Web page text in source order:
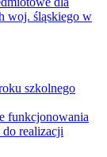
woj. śląskiego w
szkolnego
funkcjonowania
do realizacji